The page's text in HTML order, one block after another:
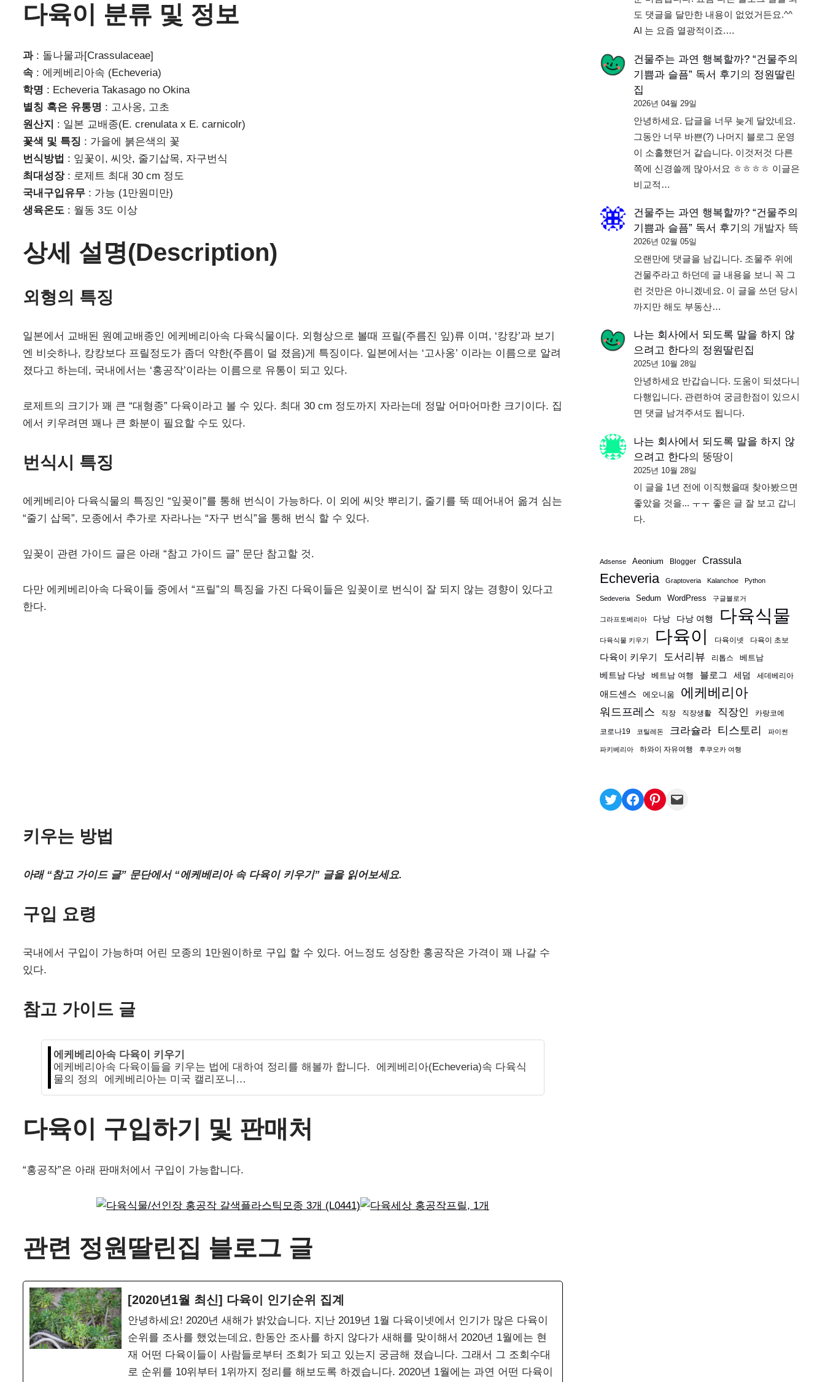
다육이 분류 및 정보
과: 돌나물과[Crassulaceae]
속 : 에케베리아속 (Echeveria)
학명 : Echeveria Takasago no Okina
별칭 혹은 유통명 : 고사옹, 고초
원산지 : 일본 교배종(E. crenulata x E. carnicolr)
꽃색 및 특징 : 가을에 붉은색의 꽃
번식방법 : 잎꽃이, 씨앗, 줄기삽목, 자구번식
최대성장: 로제트 최대 30 cm 정도
국내구입유무 : 가능 (1만원미만)
생육온도 : 월동 3도 이상
상세 설명(Description)
외형의 특징
일본에서 교배된 원예교배종인 에케베리아속 다육식물이다. 외형상으로 볼때 프릴(주름진 잎)류 이며, ‘캉캉’과 보기
엔 비슷하나, 캉캉보다 프릴정도가 좀더 약한(주름이 덜 졌음)게 특징이다. 일본에서는 ‘고사옹’ 이라는 이름으로 알려
졌다고 하는데, 국내에서는 ‘홍공작’이라는 이름으로 유통이 되고 있다.
로제트의 크기가 꽤 큰 “대형종” 다육이라고 볼 수 있다. 최대 30 cm 정도까지 자라는데 정말 어마어마한 크기이다. 집
에서 키우려면 꽤나 큰 화분이 필요할 수도 있다.
번식시 특징
에케베리아 다육식물의 특징인 “잎꽂이”를 통해 번식이 가능하다. 이 외에 씨앗 뿌리기, 줄기를 뚝 떼어내어 옮겨 심는
“줄기 삽목”, 모종에서 추가로 자라나는 “자구 번식”을 통해 번식 할 수 있다.
잎꽂이 관련 가이드 글은 아래 “참고 가이드 글” 문단 참고할 것.
다만 에케베리아속 다육이들 중에서 “프릴”의 특징을 가진 다육이들은 잎꽂이로 번식이 잘 되지 않는 경향이 있다고
한다.
키우는 방법
아래 “참고 가이드 글” 문단에서 “에케베리아 속 다육이 키우기” 글을 읽어보세요.
구입 요령
국내에서 구입이 가능하며 어린 모종의 1만원이하로 구입 할 수 있다. 어느정도 성장한 홍공작은 가격이 꽤 나갈 수
있다.
참고 가이드 글
에케베리아속 다육이 키우기
에케베리아속 다육이들을 키우는 법에 대하여 정리를 해볼까 합니다. 에케베리아(Echeveria)속 다육식
물의 정의 에케베리아는 미국 캘리포니…
다육이 구입하기 및 판매처
“홍공작”은 아래 판매처에서 구입이 가능합니다.
관련 정원딸린집 블로그 글
[2020년1월 최신] 다육이 인기순위 집계
안녕하세요! 2020년 새해가 밝았습니다. 지난 2019년 1월 다육이넷에서 인기가 많은 다육이
순위를 조사를 했었는데요, 한동안 조사를 하지 않다가 새해를 맞이해서 2020년 1월에는 현
재 어떤 다육이들이 사람들로부터 조회가 되고 있는지 궁금해 졌습니다. 그래서 그 조회수대
로 순위를 10위부터 1위까지 정리를 해보도록 하겠습니다. 2020년 1월에는 과연 어떤 다육이
도 댓글을 달만한 내용이 없었거든요.^^
AI 는 요즘 열광적이죠.…
건물주는 과연 행복할까? “건물주의
기쁨과 슬픔” 독서 후기 의 정원딸린
집
2026년 04월 29일
안녕하세요. 답글을 너무 늦게 달았네요.
그동안 너무 바쁜(?) 나머지 블로그 운영
이 소홀했던거 같습니다. 이것저것 다른
쪽에 신경쓸께 많아서요 ㅎㅎㅎㅎ 이글은
비교적…
건물주는 과연 행복할까? “건물주의
기쁨과 슬픔” 독서 후기 의 개발자 뜩
2026년 02월 05일
오랜만에 댓글을 남깁니다. 조물주 위에
건물주라고 하던데 글 내용을 보니 꼭 그
런 것만은 아니겠네요. 이 글을 쓰던 당시
까지만 해도 부동산…
나는 회사에서 되도록 말을 하지 않
으려고 한다의 정원딸린집
2025년 10월 28일
안녕하세요 반갑습니다. 도움이 되셨다니
다행입니다. 관련하여 궁금한점이 있으시
면 댓글 남겨주셔도 됩니다.
나는 회사에서 되도록 말을 하지 않
으려고 한다의 뚱땅이
2025년 10월 28일
이 글을 1년 전에 이직했을때 찾아봤으면
좋았을 것을... ㅜㅜ 좋은 글 잘 보고 갑니
다.
Adsense Aeonium Blogger Crassula
Echeveria Graptoveria Kalanchoe Python
Sedeveria Sedum WordPress 구글블로거
그라프토베리아 다낭 다낭 여행 다육식물
다육식물 키우기 다육이 다육이넷 다육이 초보
다육이 키우기 도서리뷰 리톱스
베트남
베트남 다낭
베트남 여행 블로그 세덤 세데베리아
애드센스 에오니움 에케베리아
워드프레스 직장 직장생활 직장인 카랑코에
코로나19 코틸레돈 크라슐라 티스토리 파이썬
파키베리아 하와이 자유여행 후쿠오카 여행